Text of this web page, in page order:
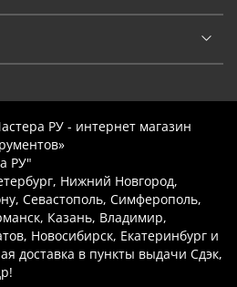
РУ - интернет магазин
РУ"
Нижний Новгород,
Севастополь, Симферополь,
Казань, Владимир,
Новосибирск, Екатеринбург и
доставка в пункты выдачи Сдэк,